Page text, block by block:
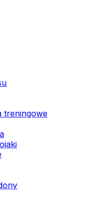
treningowe